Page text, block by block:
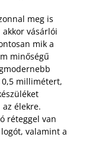
meg is
vásárlói
mik a
minőségű
0,5 millimétert,
élekre.
réteggel van
valamint a